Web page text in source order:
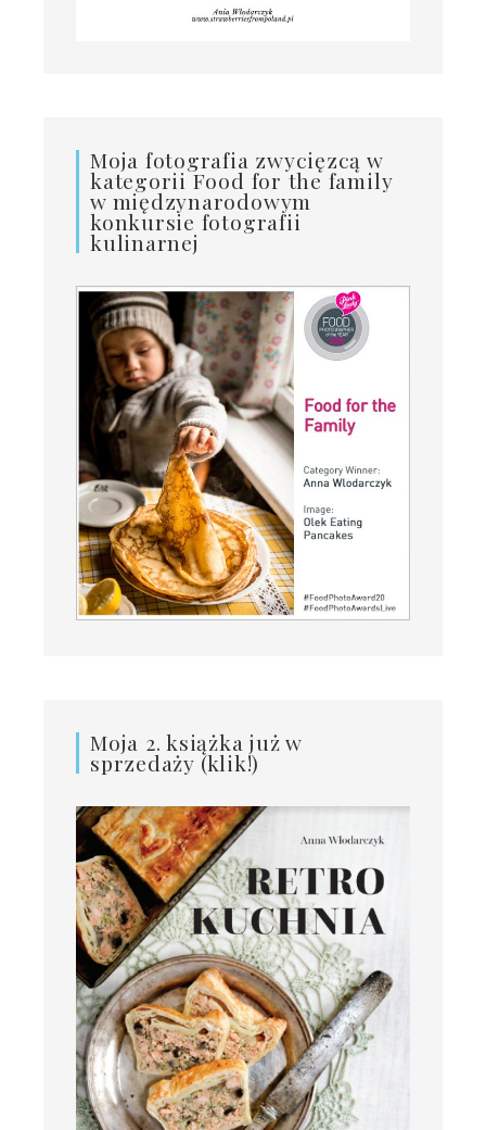
Moja fotografia zwycięzcą w
kategorii Food for the family
w międzynarodowym
konkursie fotografii
kulinarnej
Moja 2. książka już w
sprzedaży (klik!)